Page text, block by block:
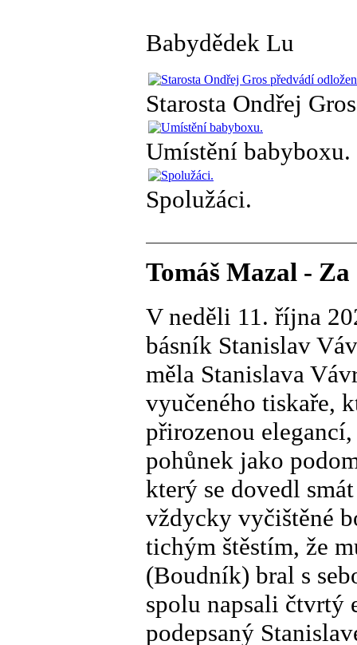
Babydědek Lu
Starosta Ondřej
Umístění babyboxu.
Spolužáci.
Tomáš Mazal -
V neděli 11. října 2020 ve věku osmdesáti sedmi let zemřel básník Stanislav Vávra. „Nejraději z přátel mého muže jsem měla Stanislava Vávru (říká Bohumil Hrabal ústy své ženy) vyučeného tiskaře, který mě ohromoval svým chováním svoji přirozenou elegancí, takže můj muž vedle něj seděl jako pohůnek jako podomek nějakého hotelu na periferii. Standa, který se dovedl smát a nosit kravatu a svetříky a košile a vždycky vyčištěné boty (….) Ten Standa taky byl zalitý tichým štěstím, že může psát básničky a že jej Vladimír (Boudník) bral s sebou na ty svoje pouliční akce dokonce, že spolu napsali čtvrtý explosionalistický manifest a byl podepsaný Stanislavem Vávrou, který byl zamilovaný do Gérarda Nervala, básníka, který zmizel někde tam na Východě (…) Standa Vávra měl dlouhé hraběcí prsty a elegantně kouřil a srdečně se smál a měl husté černé a mokré vlasy na pěšinku a i pleť měl snědou a vypadal jako italští fotbalisté a můj muž mi nikdy nenabídnul cigaretu a nikdy mi ji nedovedl zapálit, ale Standa hraběcím způsobem uměl a byl vždy výtvarný“1/ Stanislav Vávra se narodil 7. dubna 1933 v Praze, na Proseku. Vyrůstal v Horní Libni v Krejčího ulici 257. V domě měl jeho otec i ševcovskou dílnu. V sedmnácti letech začal Stanislav malovat a současně psát svoje první texty a básně, ovlivňován vším, co tehdy četla a čím již čtyři roky před tím žila a tvořila Záběhlická skupina surrealistů, jejímž jedním z členů byl Stanislavův o devět let starší bratr Vladimír. Standa vžíval se do role prokletých básníků. Nosil dlouhé vlasy, na hlavě slamák, cylindr nebo široký klobouk, kolem krku dlouhou francouzskou šálu, pod ní barevné motýlky nebo mašle, navrch perelínu. Při zkouškách na VŠ UMPRUM Stanislav nebyl přijat, na komisi zapůsobil extravagantním a drzým dojmem, (nezapomeňme, že se psal rok 1951) a tak se nakonec vyučil knihařem. U knihařiny zůstal až do důchodu. Ještě v roce 1945 se Záběhlická skupina surrealistů přestěhovala do Libně. Scházeli se každou středu večer u Vávrů v otcově ševcovské dílně. Diskutovalo se, hádalo se, přednášeli a zároveň cupovali vlastní básně, psalo se, zejména automatické texty, zkoušeli známé i neznámé tvůrčí postupy. Navazovali na Dalího Paranoicko-kritickou metodu a mezi sebou svým pokusům říkali „psychismus“. Z toho se pak dodatečně odvodil i výstižnější název celé skupiny – Libenští psychici. Jádro celé skupiny tvořil Vladimír Vávra, Zdeněk Buřil, Jiří Šmoranc a nově i nejmladší z nich, Stanislav Vávra. Přidal se Jindra Sobotka, Milton Seidl a další. V roce 1952 je Vladimír Vávra zatčen a na osm let odsouzen do vězení za protistátníspiknutí ilegální skupiny. Počátkem roku 1953 se Stanislav Vávra seznamuje s Vladimírem Boudníkem. Spolu podnikají akce v ulicích, malují podle skvrn ze starých omítek, podněcují fantazii přihlížejících náhodných chodců, nutí je k diskusi. Někdy je to dost problematické. Na jaře 1956 ještě spolu napíší v kavárně Svět v Libni poslední IV. Manifest explosionalismu. „O desetiletí později se podobným akcím začalo říkat happening, byl tu však jistý „nepatrný“ rozdíl. V roce 1953 se stále konaly politické procesy a mnohdy stačilo mnohem méně, než jsme dělali my, aby cesta z takového happeningu vedla do trestaneckého lágru. A přitom nám o nějakou politickou provokaci nešlo, nás to dokonce ani nenapadlo. Prošlo nám to, asi jsme opravdu vypadali jako